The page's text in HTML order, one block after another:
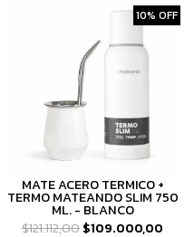
10% OFF
MATE ACERO TERMICO +
TERMO MATEANDO SLIM 750
ML. - BLANCO
$121.112,00$109.000,00